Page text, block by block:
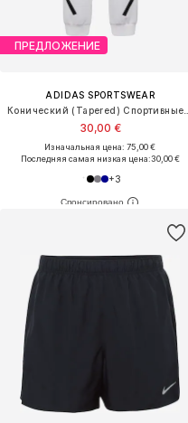
ПРЕДЛОЖЕНИЕ
ADIDAS SPORTSWEAR
30,00 €
Изначальная цена: 75,00 €
Последняя самая низкая цена:30,00 €
+3